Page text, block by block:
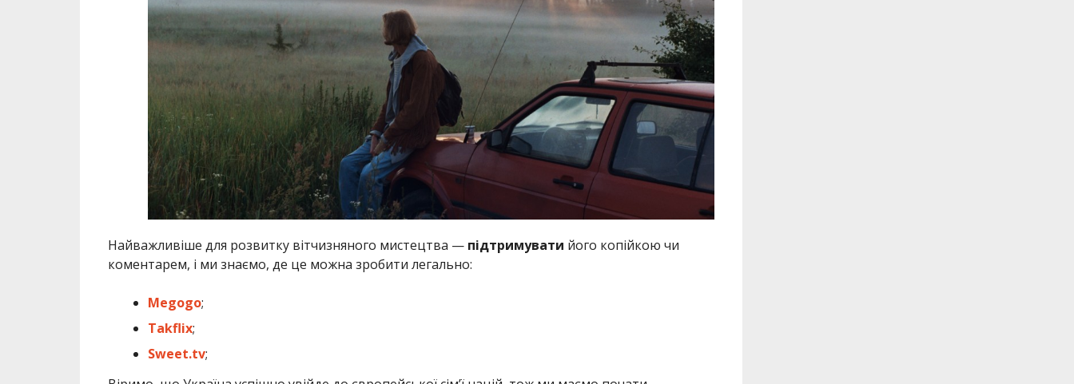
Найважливіше для розвитку вітчизняного мистецтва — підтримувати його копійкою чи
коментарем, і ми знаємо, де це можна зробити легально:
Megogo;
Takflix;
Sweet.tv;